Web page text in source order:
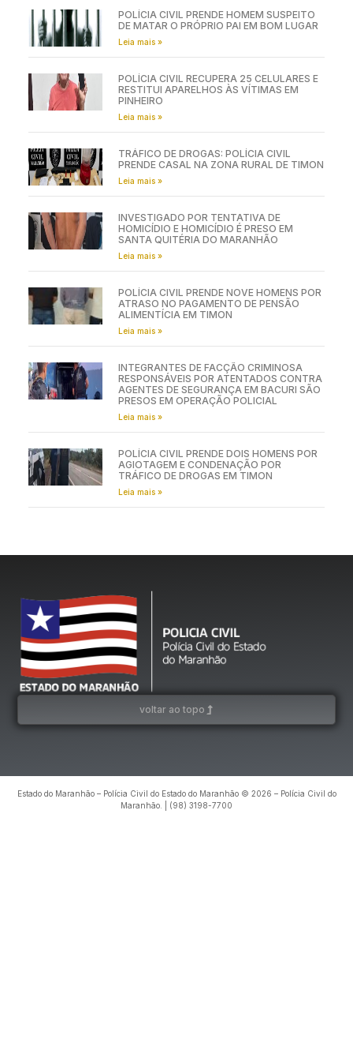
POLÍCIA CIVIL PRENDE HOMEM SUSPEITO
DE MATAR O PRÓPRIO PAI EM BOM LUGAR
Leia mais »
POLÍCIA CIVIL RECUPERA 25 CELULARES E
RESTITUI APARELHOS ÀS VÍTIMAS EM
PINHEIRO
Leia mais »
TRÁFICO DE DROGAS: POLÍCIA CIVIL
PRENDE CASAL NA ZONA RURAL DE TIMON
Leia mais »
INVESTIGADO POR TENTATIVA DE
HOMICÍDIO E HOMICÍDIO É PRESO EM
SANTA QUITÉRIA DO MARANHÃO
Leia mais »
POLÍCIA CIVIL PRENDE NOVE HOMENS POR
ATRASO NO PAGAMENTO DE PENSÃO
ALIMENTÍCIA EM TIMON
Leia mais »
INTEGRANTES DE FACÇÃO CRIMINOSA
RESPONSÁVEIS POR ATENTADOS CONTRA
AGENTES DE SEGURANÇA EM BACURI SÃO
PRESOS EM OPERAÇÃO POLICIAL
Leia mais »
POLÍCIA CIVIL PRENDE DOIS HOMENS POR
AGIOTAGEM E CONDENAÇÃO POR
TRÁFICO DE DROGAS EM TIMON
Leia mais »
voltar ao topo
Estado do Maranhão – Polícia Civil do Estado do Maranhão © 2026 – Polícia Civil do
Maranhão. | (98) 3198-7700